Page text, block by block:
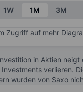
1W 1M 3M
Zugriff auf mehr
in Aktien
verlieren.
wurden von Saxo